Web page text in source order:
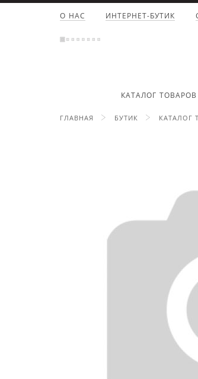
О НАС ИНТЕРНЕТ-БУТИК
КАТАЛОГ ТОВАРОВ
ГЛАВНАЯ БУТИК КАТАЛОГ